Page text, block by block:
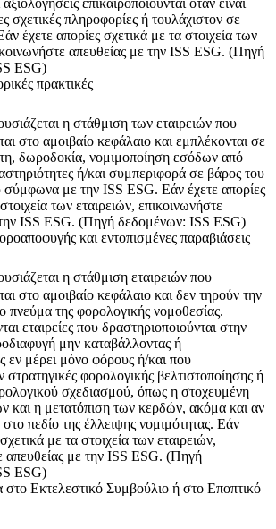
σχετικές πληροφορίες ή τουλάχιστον σε
έχετε απορίες σχετικά με τα στοιχεία των
απευθείας με την ISS ESG. (Πηγή
ESG)
πρακτικές
η στάθμιση των εταιρειών που
στο αμοιβαίο κεφάλαιο και εμπλέκονται σε
δωροδοκία, νομιμοποίηση εσόδων από
ή/και συμπεριφορά σε βάρος του
σύμφωνα με την ISS ESG. Εάν έχετε απορίες
των εταιρειών, επικοινωνήστε
ISS ESG. (Πηγή δεδομένων: ISS ESG)
και εντοπισμένες παραβιάσεις
η στάθμιση εταιρειών που
στο αμοιβαίο κεφάλαιο και δεν τηρούν την
πνεύμα της φορολογικής νομοθεσίας.
εταιρείες που δραστηριοποιούνται στην
μην καταβάλλοντας ή
εν μέρει μόνο φόρους ή/και που
στρατηγικές φορολογικής βελτιστοποίησης ή
σχεδιασμού, όπως η στοχευμένη
και η μετατόπιση των κερδών, ακόμα και αν
πεδίο της έλλειψης νομιμότητας. Εάν
με τα στοιχεία των εταιρειών,
απευθείας με την ISS ESG. (Πηγή
ESG)
στο Εκτελεστικό Συμβούλιο ή στο Εποπτικό